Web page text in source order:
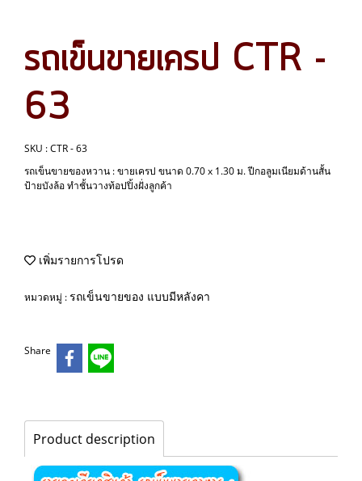
รถเข็นขายเครป CTR -
63
SKU : CTR - 63
รถเข็นขายของหวาน : ขายเครป ขนาด 0.70 x 1.30 ม. ปีกอลูมเนียมด้านสั้น
ป้ายบังล้อ ทำชั้นวางท้อปปิ้งฝั่งลูกค้า
เพิ่มรายการโปรด
หมวดหมู่ :รถเข็นขายของ แบบมีหลังคา
Share
Product description